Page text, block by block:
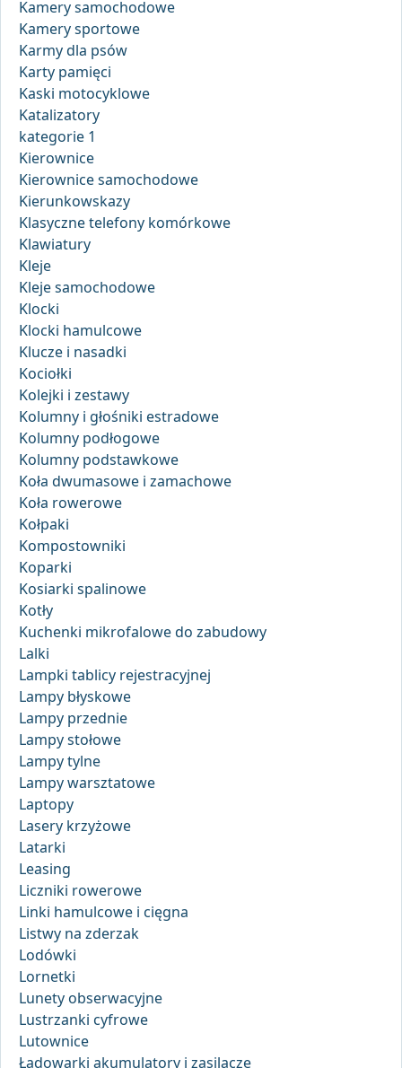
Kamery samochodowe
Kamery sportowe
Karmy dla psów
Karty pamięci
Kaski motocyklowe
Katalizatory
kategorie 1
Kierownice
Kierownice samochodowe
Kierunkowskazy
Klasyczne telefony komórkowe
Klawiatury
Kleje
Kleje samochodowe
Klocki
Klocki hamulcowe
Klucze i nasadki
Kociołki
Kolejki i zestawy
Kolumny i głośniki estradowe
Kolumny podłogowe
Kolumny podstawkowe
Koła dwumasowe i zamachowe
Koła rowerowe
Kołpaki
Kompostowniki
Koparki
Kosiarki spalinowe
Kotły
Kuchenki mikrofalowe do zabudowy
Lalki
Lampki tablicy rejestracyjnej
Lampy błyskowe
Lampy przednie
Lampy stołowe
Lampy tylne
Lampy warsztatowe
Laptopy
Lasery krzyżowe
Latarki
Leasing
Liczniki rowerowe
Linki hamulcowe i cięgna
Listwy na zderzak
Lodówki
Lornetki
Lunety obserwacyjne
Lustrzanki cyfrowe
Lutownice
Ładowarki akumulatory i zasilacze